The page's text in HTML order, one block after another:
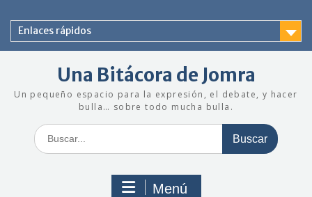
contenido
Enlaces rápidos
Una Bitácora de Jomra
Un pequeño espacio para la expresión, el debate, y hacer
bulla… sobre todo mucha bulla.
Buscar:
Menú